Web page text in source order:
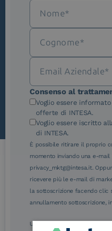
Iscriviti alla
Novità, iniziative ed
trasformazione digitale.
Scopri InNews
Le nostre
Consenso al
Voglio essere
offerte di INTESA.
Voglio essere iscritto
di INTESA.
È possibile ritirare il proprio
momento inviando una e-mail
privacy_mktg@intesa.it.
ricevere più le e-mail di
la sottoscrizione facendo clic
annullamento sottoscrizione,
Ulteriori informazioni sulle